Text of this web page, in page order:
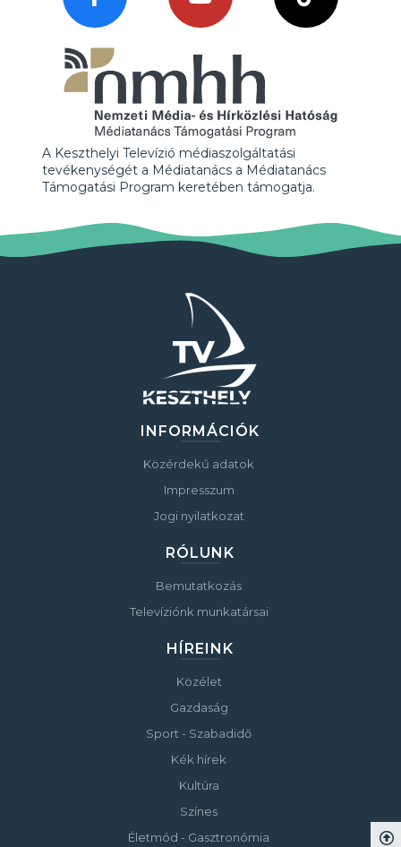
A Keszthelyi Televízió médiaszolgáltatási
tevékenységét a Médiatanács a Médiatanács
Támogatási Program keretében támogatja.
INFORMÁCIÓK
Közérdekű adatok
Impresszum
Jogi nyilatkozat
RÓLUNK
Bemutatkozás
Televíziónk munkatársai
HÍREINK
Közélet
Gazdaság
Sport - Szabadidő
Kék hírek
Kultúra
Színes
Életmód - Gasztronómia